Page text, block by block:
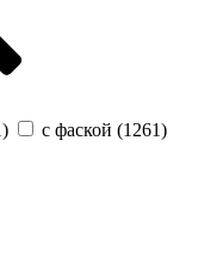
) с фаской (1261)